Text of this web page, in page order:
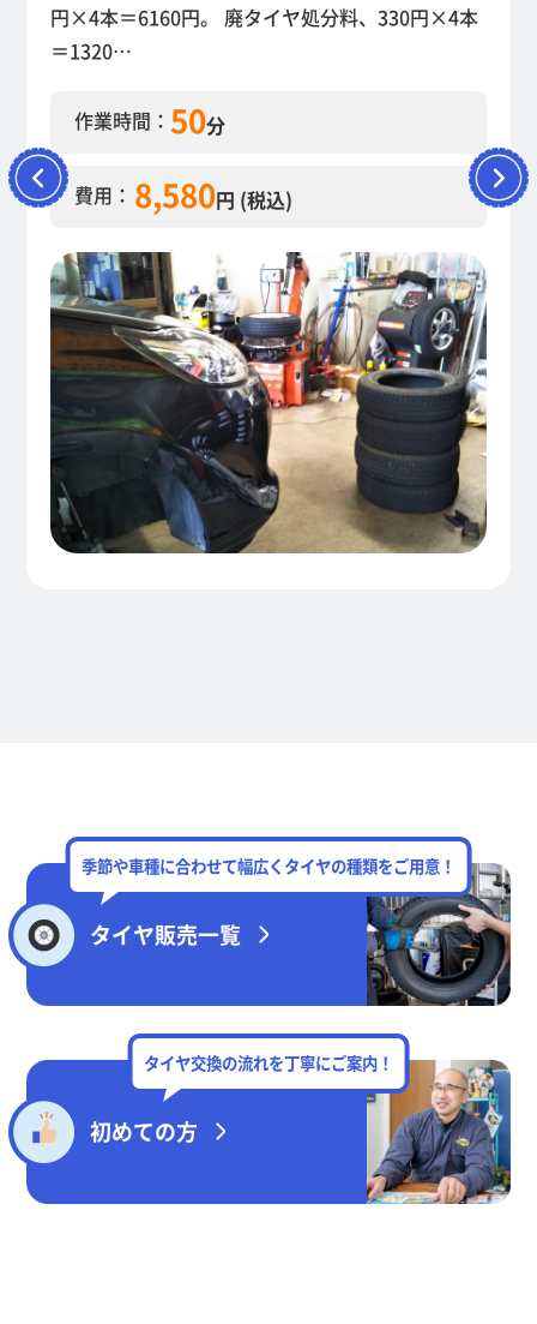
円×4本＝6160円。 廃タイヤ処分料、330円×4本
＝1320…
作業時間： 50分
費用： 8,580円 (税込)
季節や車種に合わせて幅広くタイヤの種類をご用意！
タイヤ販売一覧
タイヤ交換の流れを丁寧にご案内！
初めての方